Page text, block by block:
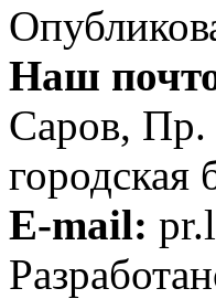
Наш
Саров, Пр.
городская
E-mail: